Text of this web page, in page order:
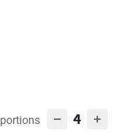
portions 4